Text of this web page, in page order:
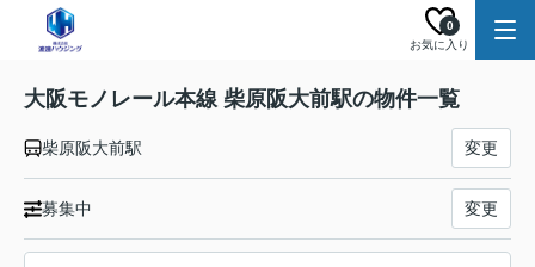
お気に入り
0
大阪モノレール本線 柴原阪大前駅の物件一覧
柴原阪大前駅 変更
募集中 変更